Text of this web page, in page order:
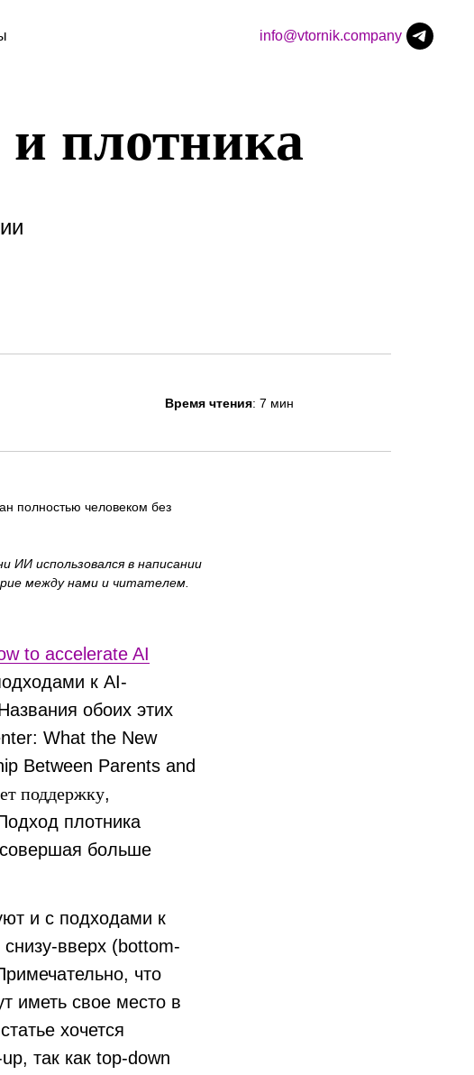
info@vtornik.company
плотника
Время чтения: 7 мин
полностью человеком без
использовался в написании
между нами и читателем.
to accelerate AI
к AI-
обоих этих
What the New
Between Parents and
поддержку,
плотника
совершая больше
и с подходами к
вверх (bottom-
что
иметь свое место в
хочется
так как top-down